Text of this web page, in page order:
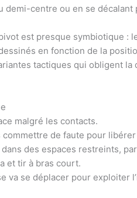
demi-centre ou en se
est presque symbiotique :
en fonction de la
tactiques qui obligent la
malgré les contacts.
de faute pour
des espaces restreints,
et tir à bras court.
va se déplacer pour exploiter